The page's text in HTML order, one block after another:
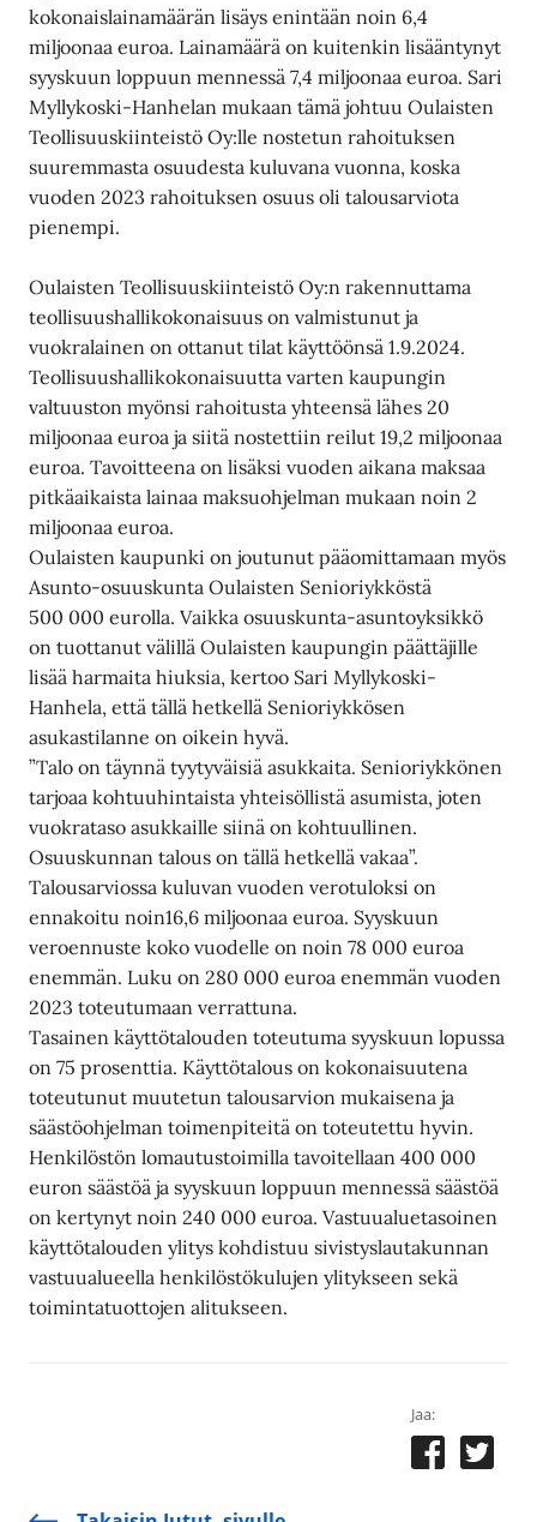
kokonaislainamäärän lisäys enintään noin 6,4
miljoonaa euroa. Lainamäärä on kuitenkin lisääntynyt
syyskuun loppuun mennessä 7,4 miljoonaa euroa. Sari
Myllykoski-Hanhelan mukaan tämä johtuu Oulaisten
Teollisuuskiinteistö Oy:lle nostetun rahoituksen
suuremmasta osuudesta kuluvana vuonna, koska
vuoden 2023 rahoituksen osuus oli talousarviota
pienempi.
Oulaisten Teollisuuskiinteistö Oy:n rakennuttama
teollisuushallikokonaisuus on valmistunut ja
vuokralainen on ottanut tilat käyttöönsä 1.9.2024.
Teollisuushallikokonaisuutta varten kaupungin
valtuuston myönsi rahoitusta yhteensä lähes 20
miljoonaa euroa ja siitä nostettiin reilut 19,2 miljoonaa
euroa. Tavoitteena on lisäksi vuoden aikana maksaa
pitkäaikaista lainaa maksuohjelman mukaan noin 2
miljoonaa euroa.
Oulaisten kaupunki on joutunut pääomittamaan myös
Asunto-osuuskunta Oulaisten Senioriykköstä
500 000 eurolla. Vaikka osuuskunta-asuntoyksikkö
on tuottanut välillä Oulaisten kaupungin päättäjille
lisää harmaita hiuksia, kertoo Sari Myllykoski-
Hanhela, että tällä hetkellä Senioriykkösen
asukastilanne on oikein hyvä.
”Talo on täynnä tyytyväisiä asukkaita. Senioriykkönen
tarjoaa kohtuuhintaista yhteisöllistä asumista, joten
vuokrataso asukkaille siinä on kohtuullinen.
Osuuskunnan talous on tällä hetkellä vakaa”.
Talousarviossa kuluvan vuoden verotuloksi on
ennakoitu noin16,6 miljoonaa euroa. Syyskuun
veroennuste koko vuodelle on noin 78 000 euroa
enemmän. Luku on 280 000 euroa enemmän vuoden
2023 toteutumaan verrattuna.
Tasainen käyttötalouden toteutuma syyskuun lopussa
on 75 prosenttia. Käyttötalous on kokonaisuutena
toteutunut muutetun talousarvion mukaisena ja
säästöohjelman toimenpiteitä on toteutettu hyvin.
Henkilöstön lomautustoimilla tavoitellaan 400 000
euron säästöä ja syyskuun loppuun mennessä säästöä
on kertynyt noin 240 000 euroa. Vastuualuetasoinen
käyttötalouden ylitys kohdistuu sivistyslautakunnan
vastuualueella henkilöstökulujen ylitykseen sekä
toimintatuottojen alitukseen.
Jaa: